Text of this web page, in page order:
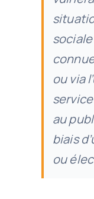
ou via
au
biais
ou